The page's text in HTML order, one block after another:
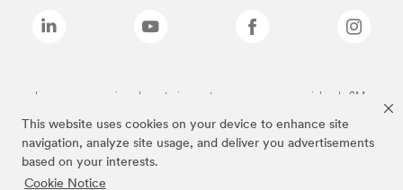
This website uses cookies on your device to enhance site
navigation, analyze site usage, and deliver you advertisements
based on your interests.
Cookie Notice
Las marcas mencionadas anteriormente son marcas comerciales de 3M.